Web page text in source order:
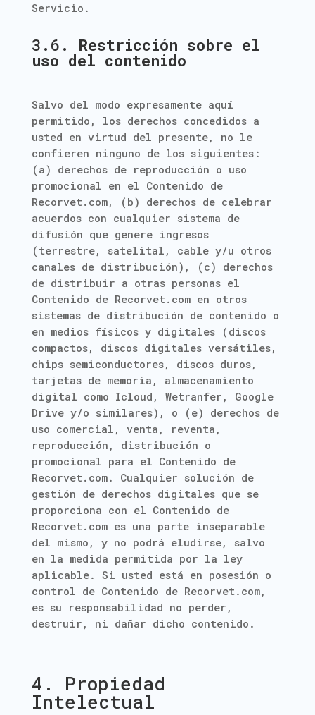
Servicio.
3.6. Restricción sobre el
uso del contenido
Salvo del modo expresamente aquí
permitido, los derechos concedidos a
usted en virtud del presente, no le
confieren ninguno de los siguientes:
(a) derechos de reproducción o uso
promocional en el Contenido de
Recorvet.com, (b) derechos de celebrar
acuerdos con cualquier sistema de
difusión que genere ingresos
(terrestre, satelital, cable y/u otros
canales de distribución), (c) derechos
de distribuir a otras personas el
Contenido de Recorvet.com en otros
sistemas de distribución de contenido o
en medios físicos y digitales (discos
compactos, discos digitales versátiles,
chips semiconductores, discos duros,
tarjetas de memoria, almacenamiento
digital como Icloud, Wetranfer, Google
Drive y/o similares), o (e) derechos de
uso comercial, venta, reventa,
reproducción, distribución o
promocional para el Contenido de
Recorvet.com. Cualquier solución de
gestión de derechos digitales que se
proporciona con el Contenido de
Recorvet.com es una parte inseparable
del mismo, y no podrá eludirse, salvo
en la medida permitida por la ley
aplicable. Si usted está en posesión o
control de Contenido de Recorvet.com,
es su responsabilidad no perder,
destruir, ni dañar dicho contenido.
4. Propiedad
Intelectual